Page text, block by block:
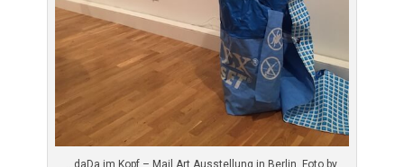
…daDa im Kopf – Mail Art Ausstellung in Berlin, Foto by